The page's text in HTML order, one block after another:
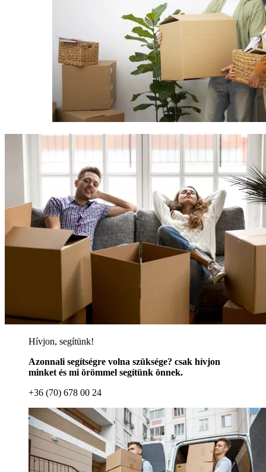
Hívjon, segítünk!
Azonnali segítségre volna szüksége? csak hívjon
minket és mi örömmel segítünk önnek.
+36 (70) 678 00 24